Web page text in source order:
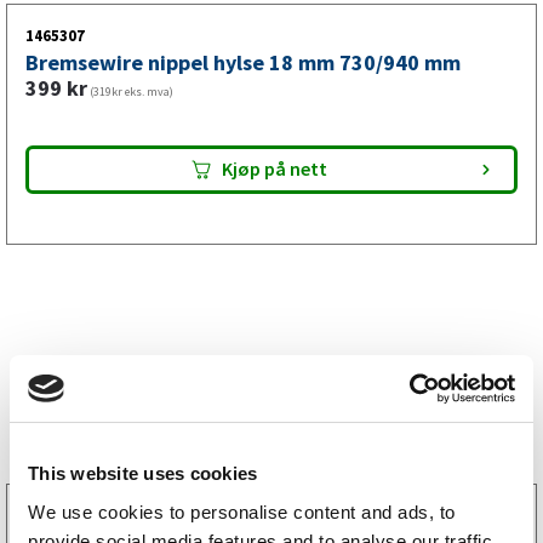
This website uses cookies
We use cookies to personalise content and ads, to
1465307
Bremsewire nippel hylse 18 mm 730/940 mm
399 kr (319kr eks. mva)
Kjøp på nett
Bestselgere
3160052